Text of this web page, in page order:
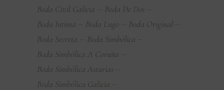
Boda Civil Galicia
Boda De Dos
Boda Intima
Boda Lugo
Boda Original
Boda Secreta
Boda Simbólica
Boda Simbólica A Coruña
Boda Simbólica Asturias
Boda Simbólica Galicia